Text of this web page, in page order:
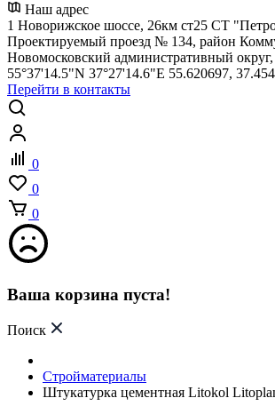
Наш адрес
1 Новорижское шоссе, 26км ст25 СТ
Проектируемый проезд № 134, район
Новомосковский административный
55°37'14.5"N 37°27'14.6"E 55.620697,
Перейти в контакты
0
0
0
Ваша корзина пуста!
Поиск
Стройматериалы
Штукатурка цементная Litokol